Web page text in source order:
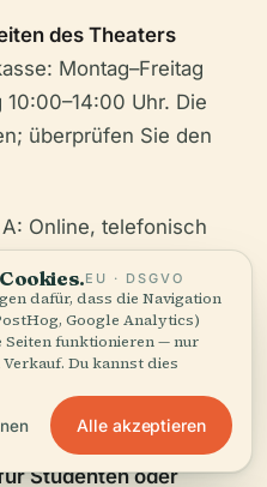
des Theaters
Montag–Freitag
10:00–14:00 Uhr. Die
überprüfen Sie den
A: Online, telefonisch
oder am
mit Behinderungen
barrierefreier
Studenten oder
EU · DSGVO
dafür, dass die Navigation
Google Analytics)
Seiten funktionieren — nur
Du kannst dies
Alle akzeptieren